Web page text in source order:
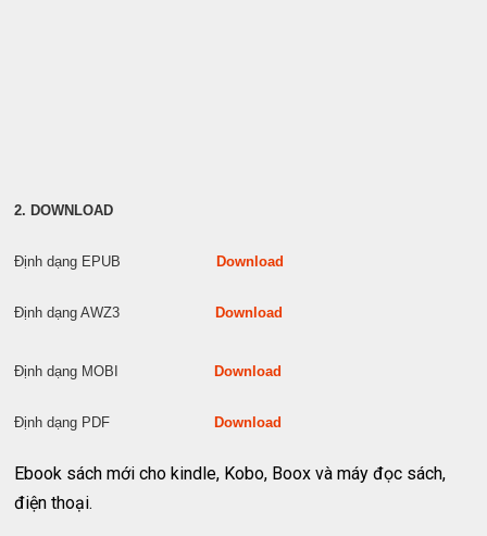
2. DOWNLOAD
Định dạng EPUBDownload
Định dạng AWZ3Download
Định dạng MOBIDownload
Định dạng PDFDownload
Ebook sách mới cho kindle, Kobo, Boox và máy đọc sách,
điện thoại.